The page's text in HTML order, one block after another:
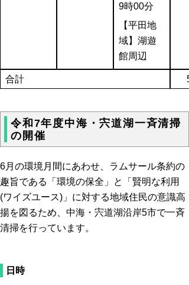
9時00分
【平田地
域】湖遊
館周辺
合計
令和7年度中海・宍道湖一斉清掃
の開催
6月の環境月間にあわせ、ラムサール条約の
趣旨である「環境の保全」と「賢明な利用
(ワイズユース)」に対する地域住民の意識高
揚を図るため、中海・宍道湖沿岸5市で一斉
清掃を行っています。
日時